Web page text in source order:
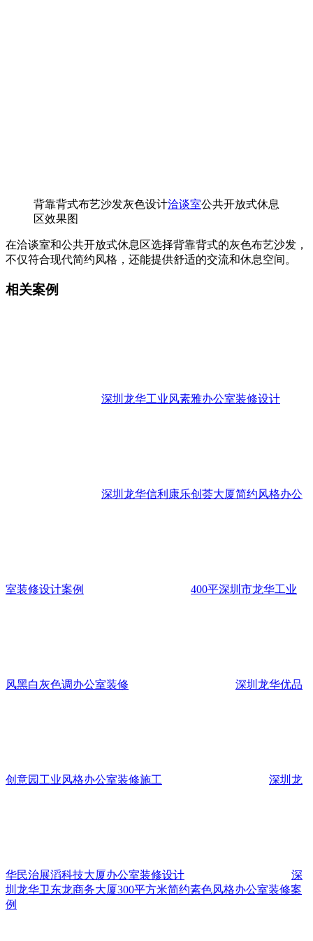
背靠背式布艺沙发灰色设计洽谈室公共开放式休息
区效果图
在洽谈室和公共开放式休息区选择背靠背式的灰色布艺沙发，
不仅符合现代简约风格，还能提供舒适的交流和休息空间。
相关案例
深圳龙华工业风素雅办公室装修设计
深圳龙华信利康乐创荟大厦简约风格办公
室装修设计案例 400平深圳市龙华工业
风黑白灰色调办公室装修 深圳龙华优品
创意园工业风格办公室装修施工 深圳龙
华民治展滔科技大厦办公室装修设计
深
圳龙华卫东龙商务大厦300平方米简约素色风格办公室装修案
例